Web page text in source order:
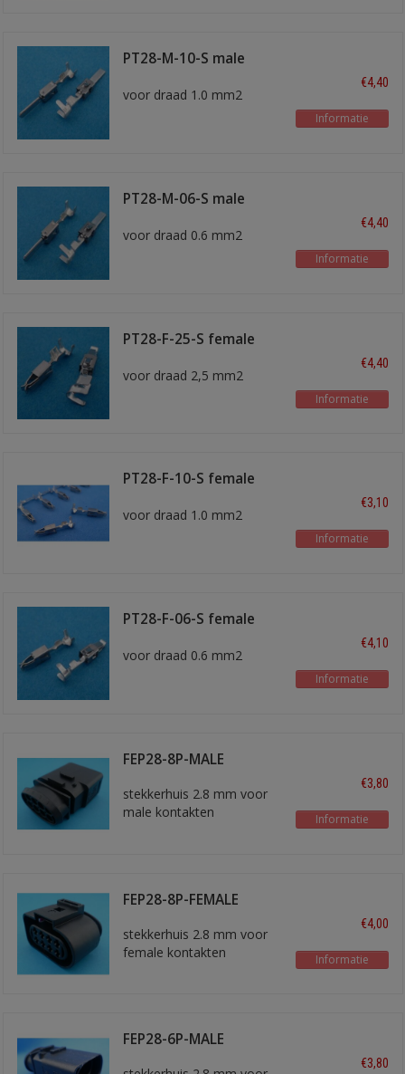
PT28-M-10-S male
voor draad 1.0 mm2
€4,40
Informatie
PT28-M-06-S male
voor draad 0.6 mm2
€4,40
Informatie
PT28-F-25-S female
voor draad 2,5 mm2
€4,40
Informatie
PT28-F-10-S female
voor draad 1.0 mm2
€3,10
Informatie
PT28-F-06-S female
voor draad 0.6 mm2
€4,10
Informatie
FEP28-8P-MALE
stekkerhuis 2.8 mm voor
male kontakten
€3,80
Informatie
FEP28-8P-FEMALE
stekkerhuis 2.8 mm voor
female kontakten
€4,00
Informatie
FEP28-6P-MALE
€3,80